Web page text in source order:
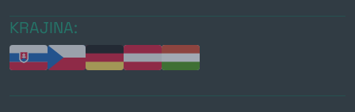
KRAJINA: